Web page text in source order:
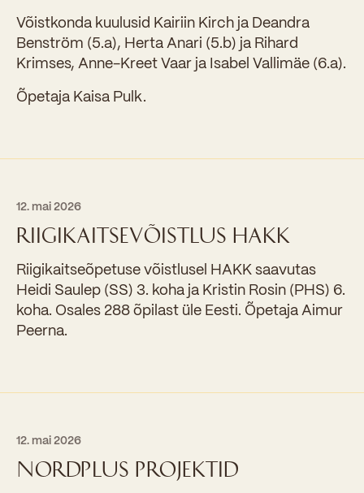
Võistkonda kuulusid Kairiin Kirch ja Deandra
Benström (5.a), Herta Anari (5.b) ja Rihard
Krimses, Anne-Kreet Vaar ja Isabel Vallimäe (6.a).
Õpetaja Kaisa Pulk.
12. mai 2026
RIIGIKAITSEVÕISTLUS HAKK
Riigikaitseõpetuse võistlusel HAKK saavutas
Heidi Saulep (SS) 3. koha ja Kristin Rosin (PHS) 6.
koha. Osales 288 õpilast üle Eesti. Õpetaja Aimur
Peerna.
12. mai 2026
NORDPLUS PROJEKTID